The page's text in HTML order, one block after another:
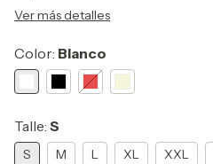
Ver más detalles
Color: Blanco
Talle: S
S M L XL XXL